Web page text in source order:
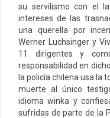
su servilismo con el
intereses de las
una querella por
Werner Luchsinger y
11 dirigentes y
responsabilidad en
la policía chilena usa la
muerte al único
idioma winka y
sufridas de parte de la